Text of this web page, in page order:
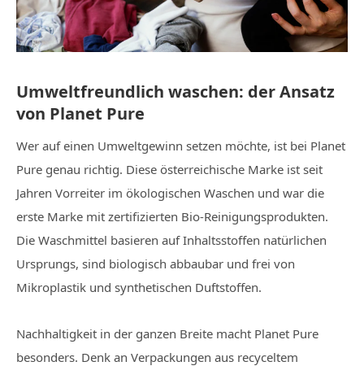
Umweltfreundlich waschen: der Ansatz
von Planet Pure
Wer auf einen Umweltgewinn setzen möchte, ist bei Planet
Pure genau richtig. Diese österreichische Marke ist seit
Jahren Vorreiter im ökologischen Waschen und war die
erste Marke mit zertifizierten Bio-Reinigungsprodukten.
Die Waschmittel basieren auf Inhaltsstoffen natürlichen
Ursprungs, sind biologisch abbaubar und frei von
Mikroplastik und synthetischen Duftstoffen.
Nachhaltigkeit in der ganzen Breite macht Planet Pure
besonders. Denk an Verpackungen aus recyceltem